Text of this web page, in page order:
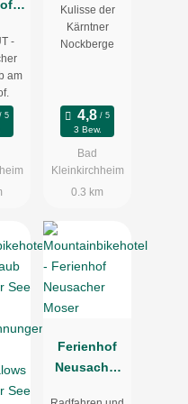
hauseigenen Tennisplätzen
gleich neben dem
des Hauses das
Beachfeeling genießen.
&
-
am
Kulisse der
Kärntner
Nockberge
3 Bew.
Bad
Kleinkirchheim
0.3 km
Ferienhof
Neusacher